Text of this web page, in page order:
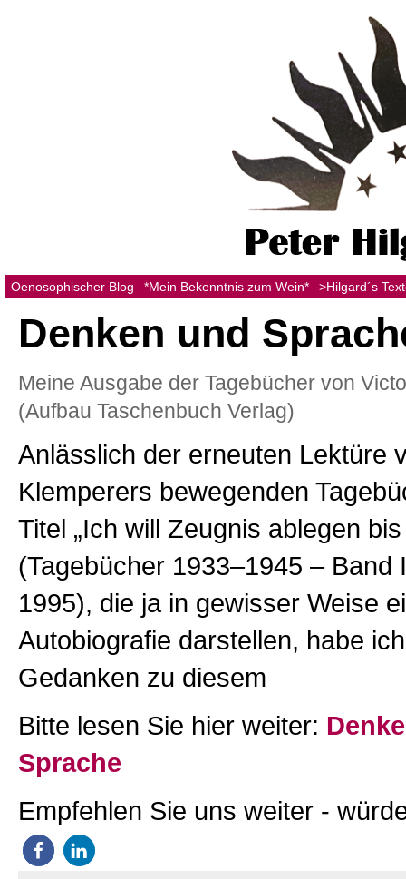
Oenosophischer Blog *Mein Bekenntnis zum Wein* >Hilgard´s
Denken und
Meine Ausgabe der Tagebücher von
(Aufbau Taschenbuch Verlag)
Anlässlich der erneuten Lektüre
Klemperers bewegenden
Titel „Ich will Zeugnis ablegen
(Tagebücher 1933–1945 – Band
1995), die ja in gewisser Weise
Autobiografie darstellen, habe
Gedanken zu diesem
Bitte lesen Sie hier weiter:
Sprache
Empfehlen Sie uns weiter -